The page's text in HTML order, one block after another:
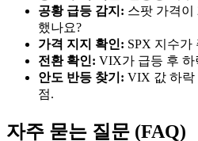
공황 급등 감지: 스팟 가격이
했나요?
가격 지지 확인: SPX 지수가
전환 확인: VIX가 급등 후 하
안도 반등 찾기: VIX 값 하락
점.
자주 묻는 질문 (FAQ)